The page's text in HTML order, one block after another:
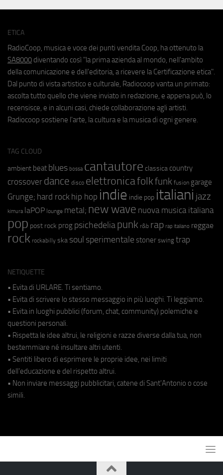
ETICA
RadioCoop, musica e voce dei punti vendita Coop, ha ottenuto la
SA8000 diventando così "la prima azienda al mondo, nell'ambito
della comunicazione e dell'editoria, a ricevere la Certificazione etica".
Dal punto di vista artistico e culturale, Radiocoop vanta un primato:
ascolta tutto quello che viene inviato in redazione, e appena può, lo
recensisce, e in alcuni casi, chiede collaborazione agli artisti.
Radiocoop sostiene l'arte, la cultura e la musica di ogni genere.
TAG CLOUD
ambient beat blues bossa cantautore classica country
crossover dance disco elettronicafolkfunk fusion garage
Grunge; hard rock hip hop indie indie pop italiani jazz
kimura laPOP lounge metal; new wave nuova musica italiana
pop post rock prog psichedeliapunk r&b rap rap italiano reggae
rock rockabilly ska soul sperimentale stoner swing trap
NETIQUETTE
• Evita di URLARE. Ti sentiamo.
• Evita di scrivere lo stesso messaggio in più luoghi. Ti leggiamo.
• Evita in luoghi pubblici (forum, chat, community) polemiche e
questioni personali.
• Rispetta le idee altrui, le religioni e razze diverse dalla tua, non
bestemmiare né insultare altri utenti.
• Sentiti libero di esprimere le proprie idee, nei limiti
dell'educazione e del rispetto altrui.
• Non inviare messaggi pubblicitari, catene di Sant'Antonio o cose
simili.